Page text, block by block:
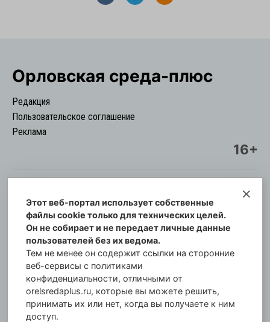
Орловская cреда-плюс
Редакция
Пользовательское соглашение
Реклама
16+
© Информационный городской портал
Орловская cреда-плюс, 2021-2026
Свидетельство о регистрации СМИ: ПИ №57-
00254 от 29 октября 2013 г.
Газета зарегистрирована Управлением
Федеральной службы по надзору в сфере связи,
информационных технологий и массовых
коммуникаций по Орловской области.
Этот веб-портал использует собственные
файлы cookie только для технических целей.
Он не собирает и не передает личные данные
пользователей без их ведома.
Тем не менее он содержит ссылки на сторонние
веб-сервисы с политиками
конфиденциальности, отличными от
orelsredaplus.ru, которые вы можете решить,
принимать их или нет, когда вы получаете к ним
доступ.